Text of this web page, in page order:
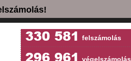
330 581 felszámolás
296 961 végelszámolás